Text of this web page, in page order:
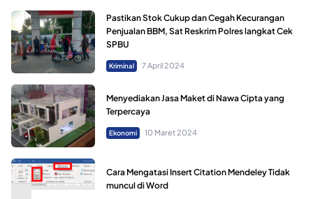
Pastikan Stok Cukup dan Cegah Kecurangan
Penjualan BBM, Sat Reskrim Polres langkat Cek
SPBU
Kriminal 7 April 2024
Menyediakan Jasa Maket di Nawa Cipta yang
Terpercaya
Ekonomi 10 Maret 2024
Cara Mengatasi Insert Citation Mendeley Tidak
muncul di Word